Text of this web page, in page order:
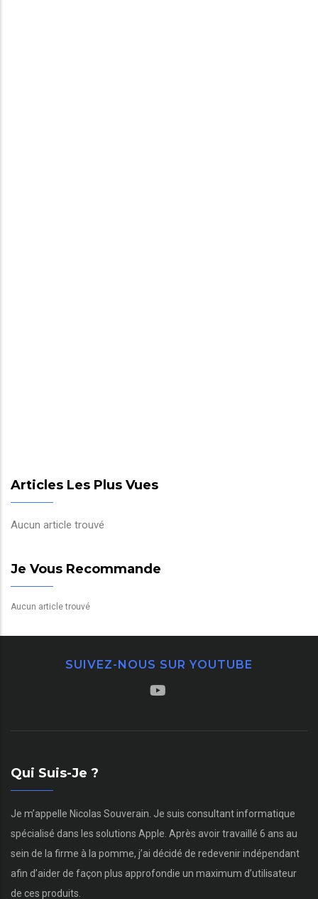
Articles Les Plus Vues
Aucun article trouvé
Je Vous Recommande
Aucun article trouvé
SUIVEZ-NOUS SUR YOUTUBE
Qui Suis-Je ?
Je m’appelle Nicolas Souverain. Je suis consultant informatique
spécialisé dans les solutions Apple. Après avoir travaillé 6 ans au
sein de la firme à la pomme, j’ai décidé de redevenir indépendant
afin d’aider de façon plus approfondie un maximum d’utilisateur
de ces produits.